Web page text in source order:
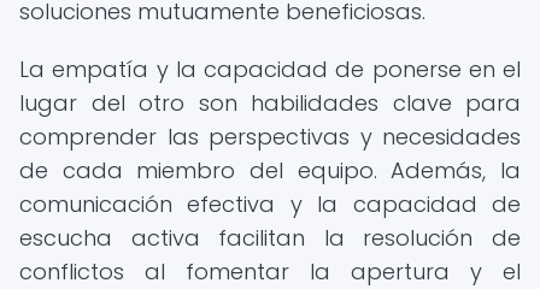
soluciones mutuamente beneficiosas.
La empatía y la capacidad de ponerse en el
lugar del otro son habilidades clave para
comprender las perspectivas y necesidades
de cada miembro del equipo. Además, la
comunicación efectiva y la capacidad de
escucha activa facilitan la resolución de
conflictos al fomentar la apertura y el